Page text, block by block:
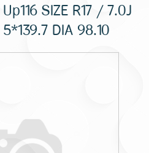
SIZE R17 / 7.0J
DIA 98.10